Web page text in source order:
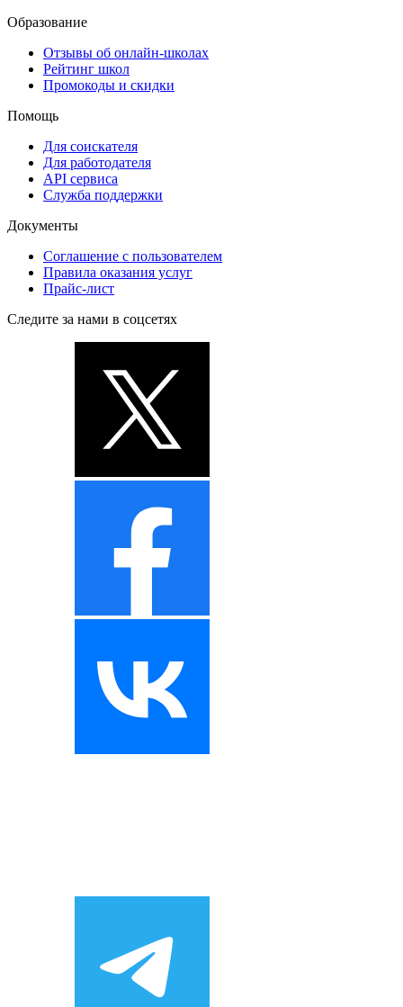
Образование
Отзывы об онлайн-школах
Рейтинг школ
Промокоды и скидки
Помощь
Для соискателя
Для работодателя
API сервиса
Служба поддержки
Документы
Соглашение с пользователем
Правила оказания услуг
Прайс-лист
Следите за нами в соцсетях